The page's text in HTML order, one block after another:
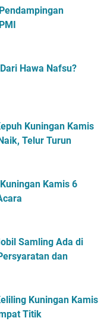
Hawa Nafsu?
Kuningan Kamis
Telur Turun
Kamis 6
Samling Ada di
dan
Kuningan Kamis
Titik